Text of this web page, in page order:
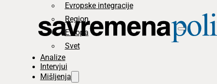
Evropske integracije
Region
Evropa
Svet
Analize
Intervjui
Mišljenja